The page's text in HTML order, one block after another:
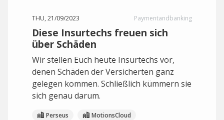
THU, 21/09/2023 Paymentandbanking
Diese Insurtechs freuen sich
über Schäden
Wir stellen Euch heute Insurtechs vor,
denen Schäden der Versicherten ganz
gelegen kommen. Schließlich kümmern sie
sich genau darum.
Perseus
MotionsCloud